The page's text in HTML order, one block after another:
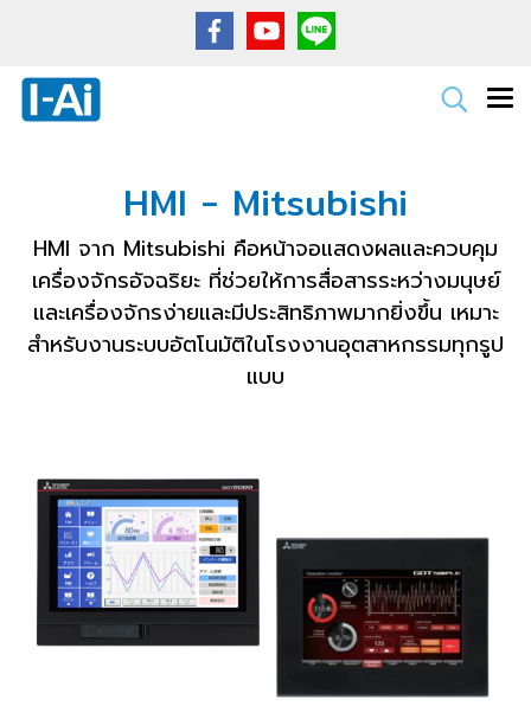
HMI - Mitsubishi
HMI จาก Mitsubishi คือหน้าจอแสดงผลและควบคุม
เครื่องจักรอัจฉริยะ ที่ช่วยให้การสื่อสารระหว่างมนุษย์
และเครื่องจักรง่ายและมีประสิทธิภาพมากยิ่งขึ้น เหมาะ
สำหรับงานระบบอัตโนมัติในโรงงานอุตสาหกรรมทุกรูป
แบบ